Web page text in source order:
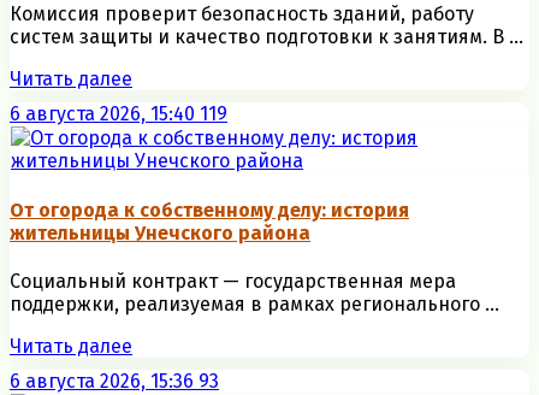
Комиссия проверит безопасность зданий, работу
систем защиты и качество подготовки к занятиям. В ...
Читать далее
6 августа 2026, 15:40 119
От огорода к собственному делу: история
жительницы Унечского района
Социальный контракт — государственная мера
поддержки, реализуемая в рамках регионального ...
Читать далее
6 августа 2026, 15:36 93